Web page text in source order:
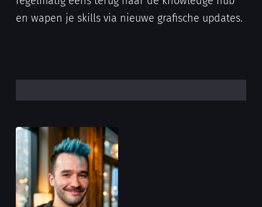
en wapen je skills via nieuwe grafische updates.